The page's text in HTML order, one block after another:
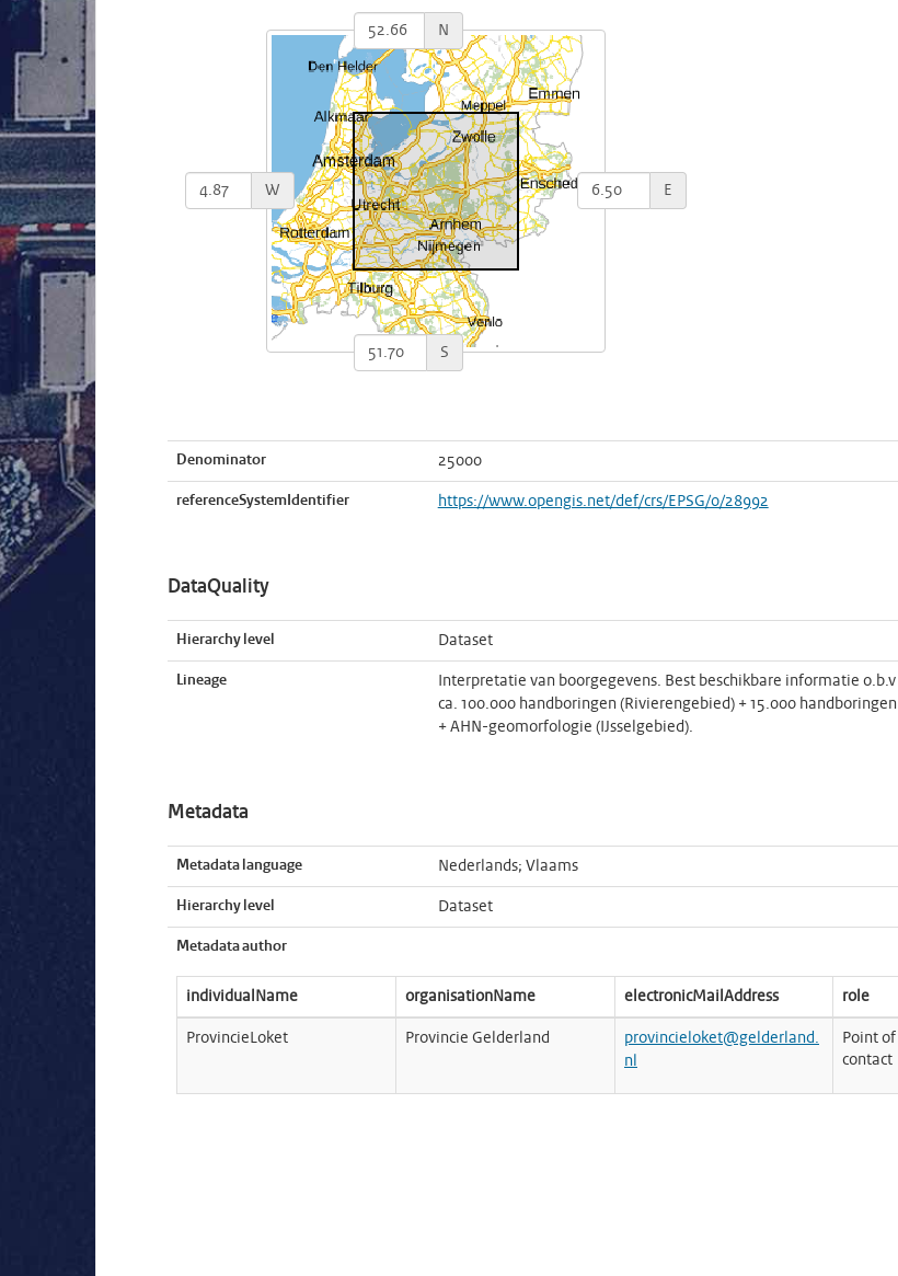
N
S
E
W
Denominator 25000
referenceSystemIdentifier https://www.opengis.net/def/crs/EPSG/0/28992
DataQuality
Hierarchy level Dataset
Lineage
Interpretatie van boorgegevens. Best beschikbare informatie o.b.v
ca. 100.000 handboringen (Rivierengebied) + 15.000 handboringen
+ AHN-geomorfologie (IJsselgebied).
Metadata
Metadata language Nederlands; Vlaams
Hierarchy level Dataset
Metadata author
individualName organisationName electronicMailAddress role
ProvincieLoket Provincie Gelderland
provincieloket@gelderland.
nl
Point of
contact